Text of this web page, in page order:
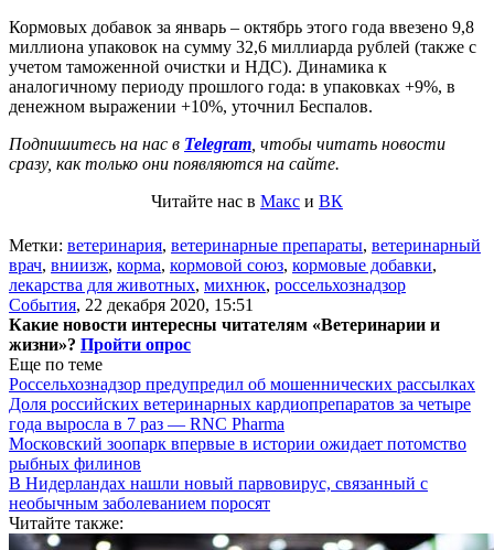
Кормовых добавок за январь – октябрь этого года ввезено 9,8
миллиона упаковок на сумму 32,6 миллиарда рублей (также с
учетом таможенной очистки и НДС). Динамика к
аналогичному периоду прошлого года: в упаковках +9%, в
денежном выражении +10%, уточнил Беспалов.
Подпишитесь на нас в Telegram , чтобы читать новости
сразу, как только они появляются на сайте.
Читайте нас в Макс и ВК
Метки: ветеринария, ветеринарные препараты, ветеринарный
врач, вниизж, корма, кормовой союз, кормовые добавки,
лекарства для животных, михнюк, россельхознадзор
События, 22 декабря 2020, 15:51
Какие новости интересны читателям «Ветеринарии и
жизни»? Пройти опрос
Еще по теме
Россельхознадзор предупредил об мошеннических рассылках
Доля российских ветеринарных кардиопрепаратов за четыре
года выросла в 7 раз — RNC Pharma
Московский зоопарк впервые в истории ожидает потомство
рыбных филинов
В Нидерландах нашли новый парвовирус, связанный с
необычным заболеванием поросят
Читайте также: